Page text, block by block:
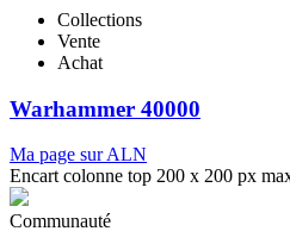
Collections
Vente
Achat
Warhammer 40000
Ma page sur ALN
Encart colonne top 200 x 200 px
Communauté